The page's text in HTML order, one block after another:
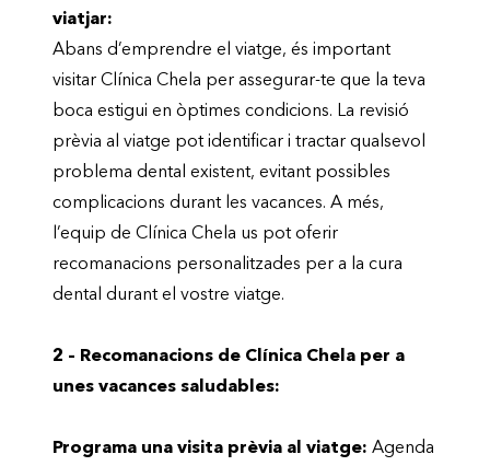
viatjar:
Abans d’emprendre el viatge, és important
visitar Clínica Chela per assegurar-te que la teva
boca estigui en òptimes condicions. La revisió
prèvia al viatge pot identificar i tractar qualsevol
problema dental existent, evitant possibles
complicacions durant les vacances. A més,
l’equip de Clínica Chela us pot oferir
recomanacions personalitzades per a la cura
dental durant el vostre viatge.
2 – Recomanacions de Clínica Chela per a
unes vacances saludables:
Programa una visita prèvia al viatge: Agenda